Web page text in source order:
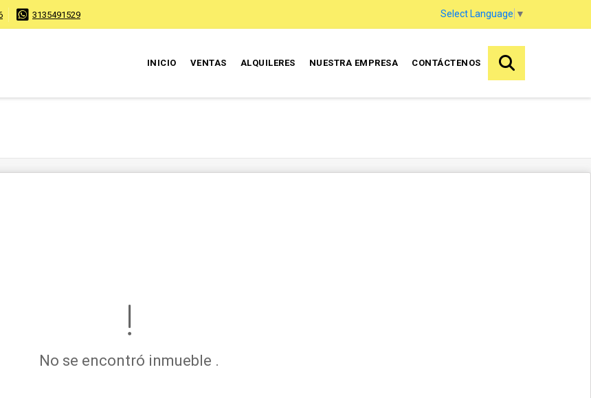
3135491529 Select Language ▼
INICIO VENTAS ALQUILERES NUESTRA EMPRESA CONTÁCTENOS
No se encontró inmueble .